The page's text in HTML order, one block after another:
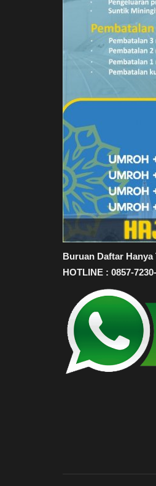
Buruan Daftar
HOTLINE : 0857-